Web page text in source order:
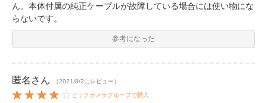
ん。本体付属の純正ケーブルが故障している場合には使い物にな
らないです。
参考になった
匿名 さん （2021/8/2にレビュー）
ビックカメラグループで購入